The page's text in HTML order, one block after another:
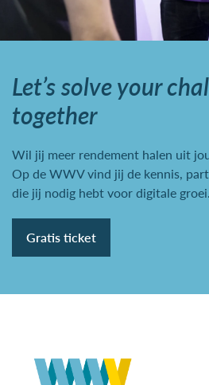
Let’s solve your
together
Wil jij meer rendement halen uit
Op de WWV vind jij de kennis,
die jij nodig hebt voor digitale
Gratis ticket